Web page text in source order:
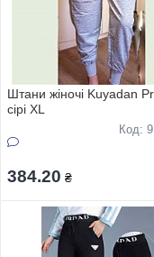
Штани жіночі Kuyadan
cірі XL
Код:
384.20 ₴